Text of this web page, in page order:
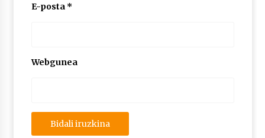
E-posta *
Webgunea